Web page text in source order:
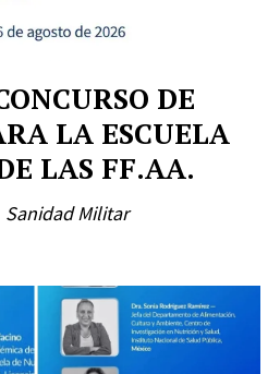
DE
LA ESCUELA
LAS FF.AA.
Sanidad Militar